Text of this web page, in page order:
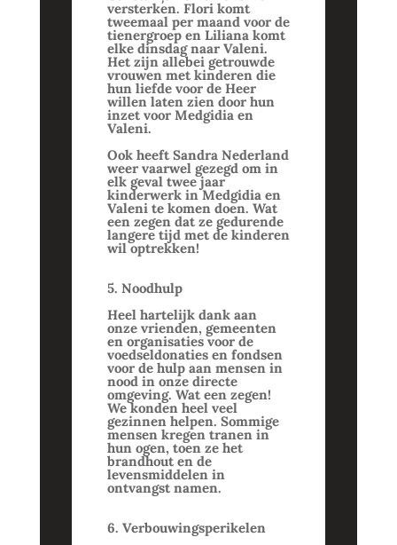
versterken. Flori komt
tweemaal per maand voor de
tienergroep en Liliana komt
elke dinsdag naar Valeni.
Het zijn allebei getrouwde
vrouwen met kinderen die
hun liefde voor de Heer
willen laten zien door hun
inzet voor Medgidia en
Valeni.
Ook heeft Sandra Nederland
weer vaarwel gezegd om in
elk geval twee jaar
kinderwerk in Medgidia en
Valeni te komen doen. Wat
een zegen dat ze gedurende
langere tijd met de kinderen
wil optrekken!
5. Noodhulp
Heel hartelijk dank aan
onze vrienden, gemeenten
en organisaties voor de
voedseldonaties en fondsen
voor de hulp aan mensen in
nood in onze directe
omgeving. Wat een zegen!
We konden heel veel
gezinnen helpen. Sommige
mensen kregen tranen in
hun ogen, toen ze het
brandhout en de
levensmiddelen in
ontvangst namen.
6. Verbouwingsperikelen